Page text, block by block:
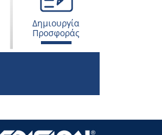
Δημιουργία
Προσφοράς